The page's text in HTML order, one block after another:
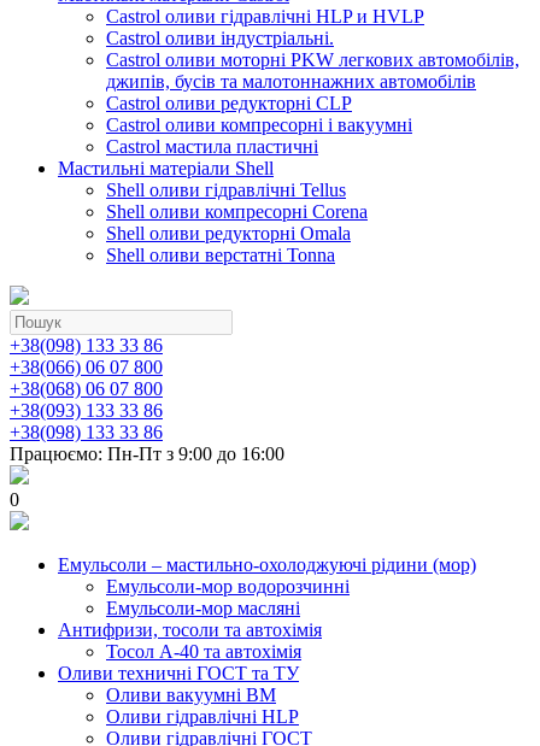
Castrol оливи гідравлічні HLP и HVLP
Castrol оливи індустріальні.
Castrol оливи моторні PKW легкових автомобілів,
джипів, бусів та малотоннажних автомобілів
Castrol оливи редукторні CLP
Castrol оливи компресорні і вакуумні
Castrol мастила пластичні
Мастильні матеріали Shell
Shell оливи гідравлічні Tellus
Shell оливи компресорні Corena
Shell оливи редукторні Omala
Shell оливи верстатні Tonna
+38(098) 133 33 86
+38(066) 06 07 800
+38(068) 06 07 800
+38(093) 133 33 86
+38(098) 133 33 86
Працюємо: Пн-Пт з 9:00 до 16:00
0
Емульсоли – мастильно-охолоджуючі рідини (мор)
Емульсоли-мор водорозчинні
Емульсоли-мор масляні
Антифризи, тосоли та автохімія
Тосол А-40 та автохімія
Оливи техничні ГОСТ та ТУ
Оливи вакуумні ВМ
Оливи гідравлічні HLP
Оливи гідравлічні ГОСТ